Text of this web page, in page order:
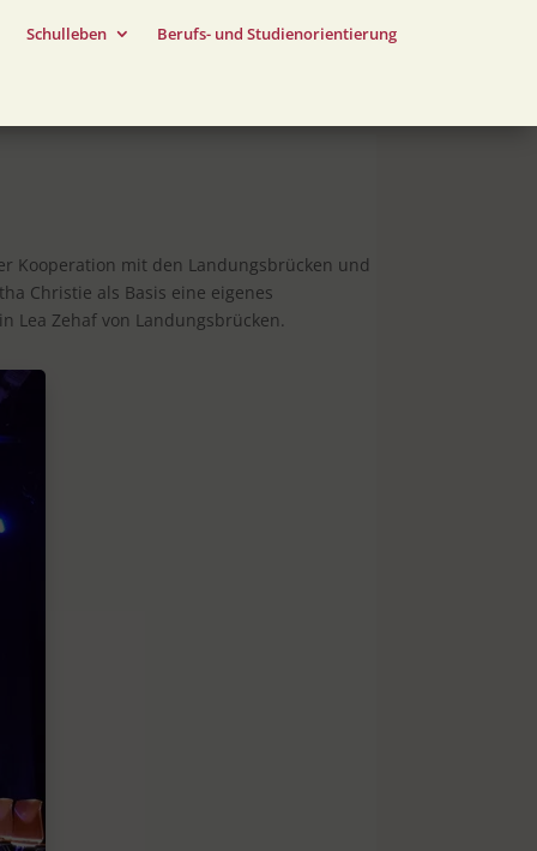
Schulleben
Berufs- und Studienorientierung
Kooperation mit den Landungsbrücken und
Christie als Basis eine eigenes
Lea Zehaf von Landungsbrücken.